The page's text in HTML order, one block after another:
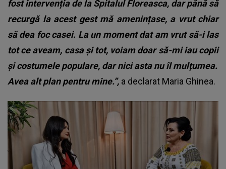
fost intervenția de la Spitalul Floreasca, dar până să
recurgă la acest gest mă amenințase, a vrut chiar
să dea foc casei. La un moment dat am vrut să-i las
tot ce aveam, casa și tot, voiam doar să-mi iau copii
și costumele populare, dar nici asta nu îl mulțumea.
Avea alt plan pentru mine.”, a declarat Maria Ghinea.